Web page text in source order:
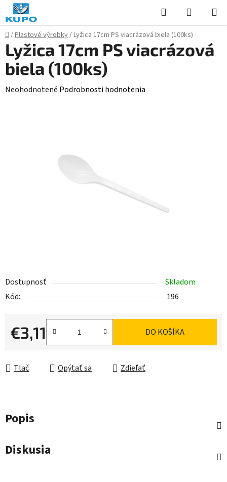
Prejsť
na
obsah
Hľadať
KOŠÍK
Domov
/Plastové výrobky/Lyžica 17cm PS viacrázová biela (100ks)
Dostupnosť
Skladom
Kód:
196
€3,11
Jednotková cena:
DO KOŠÍKA
Tlač Opýtať sa Zdieľať
Lyžica 17cm PS viacrázová
biela (100ks)
Priemerné
Neohodnotené Podrobnosti hodnotenia
Popis
Diskusia